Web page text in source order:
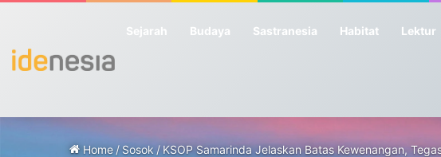
Sejarah Budaya Sastranesia Habitat Lektur
Home /Sosok/KSOP Samarinda Jelaskan Batas Kewenangan,